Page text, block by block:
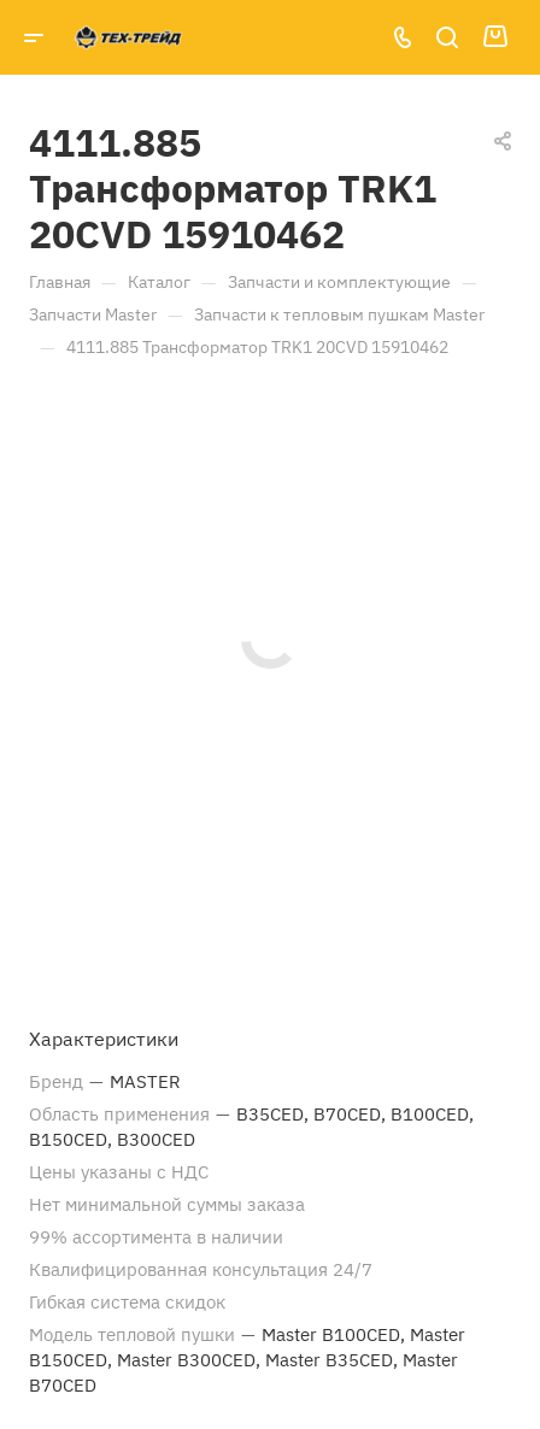
4111.885
Трансформатор TRK1
20CVD 15910462
Главная — Каталог — Запчасти и комплектующие —
Запчасти Master — Запчасти к тепловым пушкам Master
— 4111.885 Трансформатор TRK1 20CVD 15910462
Характеристики
Бренд — MASTER
Область применения — В35CED, В70CED, B100CED,
B150CED, B300CED
Цены указаны с НДС
Нет минимальной суммы заказа
99% ассортимента в наличии
Квалифицированная консультация 24/7
Гибкая система скидок
Модель тепловой пушки — Master B100CED, Master
B150CED, Master B300CED, Master B35CED, Master
B70CED